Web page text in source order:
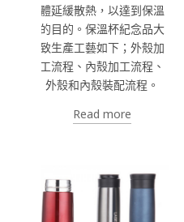
體延緩散熱，以達到保溫
的目的。保溫杯紀念品大
致生產工藝如下；外殼加
工流程、內殼加工流程、
外殼和內殼裝配流程。
Read more